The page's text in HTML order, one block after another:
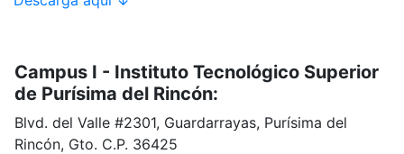
Campus I - Instituto Tecnológico Superior
de Purísima del Rincón:
Blvd. del Valle #2301, Guardarrayas, Purísima del
Rincón, Gto. C.P. 36425